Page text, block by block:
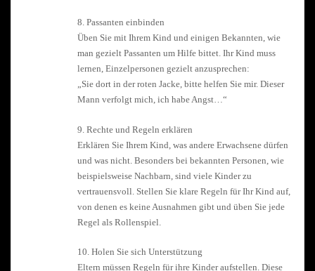
8. Passanten einbinden
Üben Sie mit Ihrem Kind und einigen Bekannten, wie
man gezielt Passanten um Hilfe bittet. Ihr Kind muss
lernen, Einzelpersonen gezielt anzusprechen:
„Sie dort in der roten Jacke, bitte helfen Sie mir. Dieser
Mann verfolgt mich, ich habe Angst…“
9. Rechte und Regeln erklären
Erklären Sie Ihrem Kind, was andere Erwachsene dürfen
und was nicht. Besonders bei bekannten Personen, wie
beispielsweise Nachbarn, sind viele Kinder zu
vertrauensvoll. Stellen Sie klare Regeln für Ihr Kind auf,
von denen es keine Ausnahmen gibt und üben Sie jede
Regel als Rollenspiel.
10. Holen Sie sich Unterstützung
Eltern müssen Regeln für ihre Kinder aufstellen. Diese